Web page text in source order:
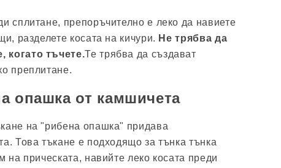
сплитане, препоръчително е леко да навиете
разделете косата на кичури. Не трябва да
когато тъчете.Те трябва да създават
преплитане.
опашка от камшичета
на "рибена опашка" придава
Това тъкане е подходящо за тънка тънка
на прическата, навийте леко косата преди